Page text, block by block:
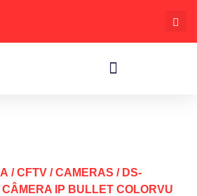
/CFTV /CAMERAS / DS-
IP BULLET COLORVU